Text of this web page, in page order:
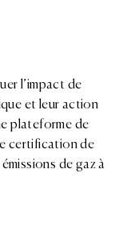
l’impact de
et leur action
plateforme de
certification de
de gaz à